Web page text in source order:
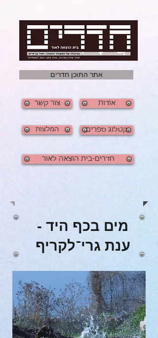
אתר התוכן חדרים
צור קשר
המלצות
אודות
קטלוג ספרים
חדרים-בית הוצאה לאור
מים בכף היד -
ענת גרי־לקריף